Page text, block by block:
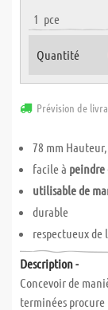
1 pce
Quantité
Prévision de
78 mm
facile à peindre
utilisable de
durable
respectueux
Description -
Concevoir de
terminées procure